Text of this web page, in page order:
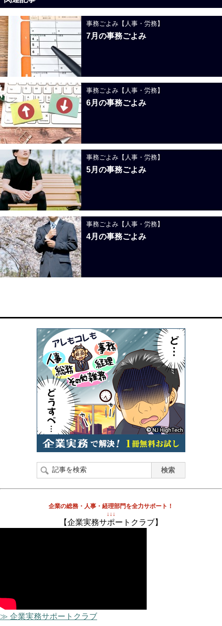
事務ごよみ【人事・労務】
7月の事務ごよみ
事務ごよみ【人事・労務】
6月の事務ごよみ
事務ごよみ【人事・労務】
5月の事務ごよみ
事務ごよみ【人事・労務】
4月の事務ごよみ
企業の総務・人事・経理部門を全力サポート！
↓↓↓
【企業実務サポートクラブ】
≫ 企業実務サポートクラブ